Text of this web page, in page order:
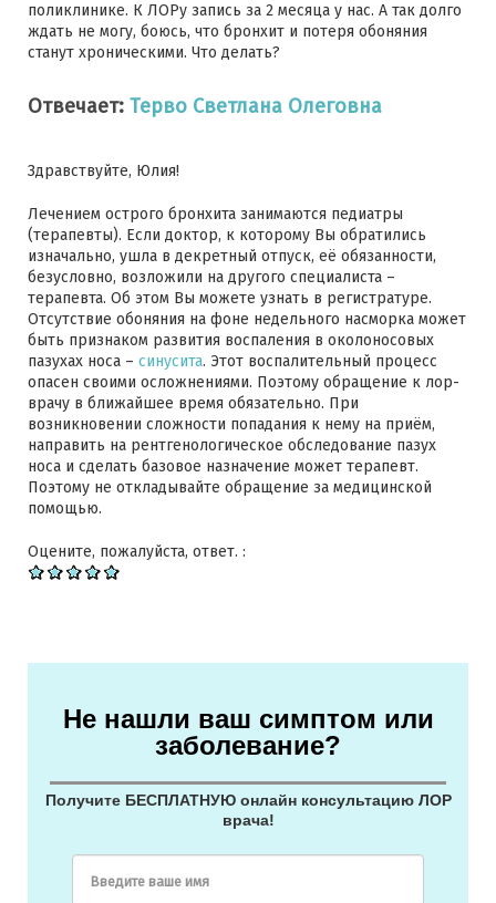
поликлинике. К ЛОРу запись за 2 месяца у нас. А так долго
ждать не могу, боюсь, что бронхит и потеря обоняния
станут хроническими. Что делать?
Отвечает: Терво Светлана Олеговна
Здравствуйте, Юлия!
Лечением острого бронхита занимаются педиатры
(терапевты). Если доктор, к которому Вы обратились
изначально, ушла в декретный отпуск, её обязанности,
безусловно, возложили на другого специалиста –
терапевта. Об этом Вы можете узнать в регистратуре.
Отсутствие обоняния на фоне недельного насморка может
быть признаком развития воспаления в околоносовых
пазухах носа – синусита. Этот воспалительный процесс
опасен своими осложнениями. Поэтому обращение к лор-
врачу в ближайшее время обязательно. При
возникновении сложности попадания к нему на приём,
направить на рентгенологическое обследование пазух
носа и сделать базовое назначение может терапевт.
Поэтому не откладывайте обращение за медицинской
помощью.
Оцените, пожалуйста, ответ. :
Не нашли ваш симптом или
заболевание?
Получите БЕСПЛАТНУЮ онлайн консультацию ЛОР
врача!
Введите ваше имя